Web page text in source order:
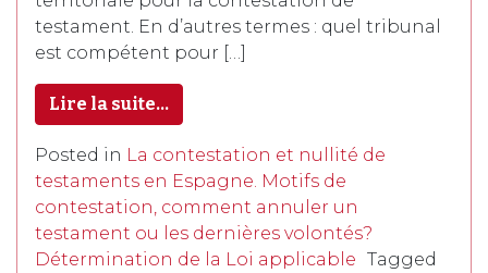
testament. En d’autres termes : quel tribunal
est compétent pour […]
Lire la suite…
Posted in La contestation et nullité de
testaments en Espagne. Motifs de
contestation, comment annuler un
testament ou les dernières volontés?
Détermination de la Loi applicable Tagged